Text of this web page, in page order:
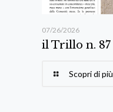
07/26/2026
il Trillo n. 87
Scopri di più